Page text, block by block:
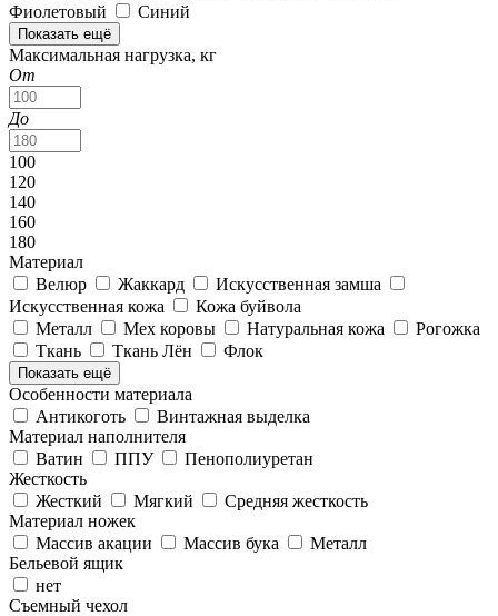
Фиолетовый
Синий
Показать ещё
Максимальная нагрузка, кг
От
До
100
120
140
160
180
Материал
Велюр
Жаккард
Искусственная замша
Искусственная кожа
Кожа буйвола
Металл
Мех коровы Натуральная кожа
Рогожка
Ткань
Ткань Лён Флок
Показать ещё
Особенности материала
Антикоготь
Винтажная выделка
Материал наполнителя
Ватин
ППУ
Пенополиуретан
Жесткость
Жесткий
Мягкий
Средняя жесткость
Материал ножек
Массив акации
Массив бука
Металл
Бельевой ящик
нет
Съемный чехол